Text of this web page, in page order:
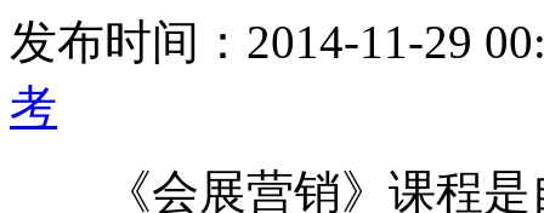
发布时间：2014-11-29
考
《会展营销》课程是